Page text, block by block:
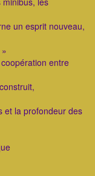
un esprit nouveau,
entre
et la profondeur des